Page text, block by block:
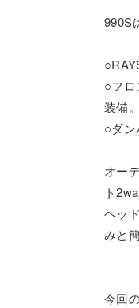
990S
○フ
装備。
○ダ
オー
ト
ヘッ
みと
今回